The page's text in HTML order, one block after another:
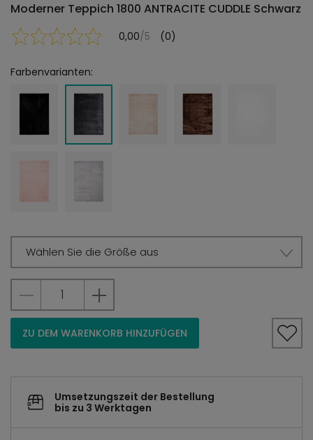
Moderner Teppich 1800 ANTRACITE CUDDLE Schwarz
0,00/5 (0)
Farbenvarianten:
Wählen Sie die Größe aus
ZU DEM WARENKORB HINZUFÜGEN
Umsetzungszeit der Bestellung
bis zu 3 Werktagen